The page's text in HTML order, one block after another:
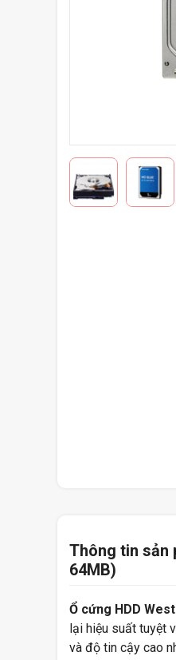
Thông tin sản
64MB)
Ổ cứng HDD
lại hiệu suất tuyệt
và độ tin cậy cao